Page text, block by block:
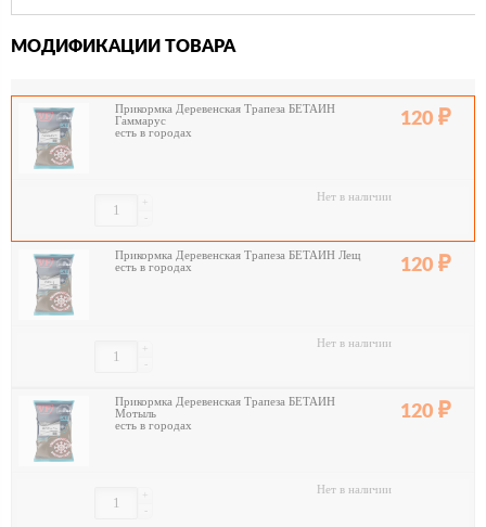
МОДИФИКАЦИИ ТОВАРА
Прикормка Деревенская Трапеза БЕТАИН
Гаммарус
есть в городах
120
-
+ Нет в наличии
Прикормка Деревенская Трапеза БЕТАИН Лещ
есть в городах
120
-
+ Нет в наличии
Прикормка Деревенская Трапеза БЕТАИН
Мотыль
есть в городах
120
-
+ Нет в наличии